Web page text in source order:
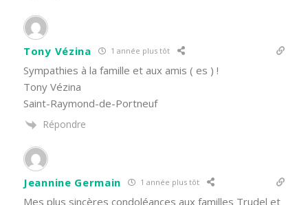
Tony Vézina 1 année plus tôt
Sympathies à la famille et aux amis ( es ) !
Tony Vézina
Saint-Raymond-de-Portneuf
Répondre
Jeannine Germain 1 année plus tôt
Mes plus sincères condoléances aux familles Trudel et